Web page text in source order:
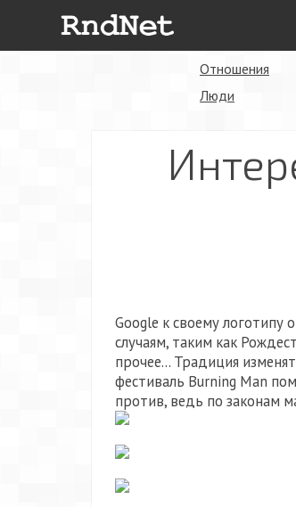
Отношения
Люди
Google к своему логотипу
случаям, таким как
прочее... Традиция
фестиваль Burning Man
против, ведь по законам